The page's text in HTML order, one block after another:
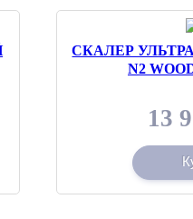
СКАЛЕР
N2
13